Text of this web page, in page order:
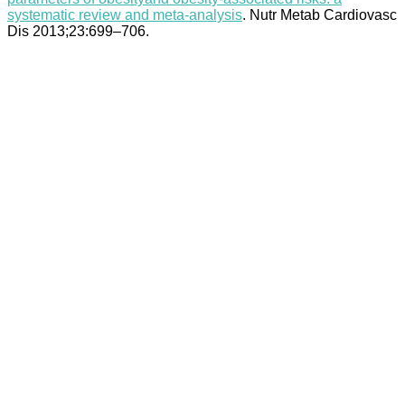
systematic review and meta-analysis. Nutr Metab Cardiovasc
Dis 2013;23:699–706.